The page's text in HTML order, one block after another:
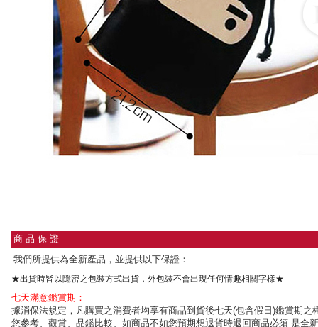
商 品 保 證
我們所提供為全新產品，並提供以下保證：
★出貨時皆以隱密之包裝方式出貨，外包裝不會出現任何情趣相關字樣★
七天滿意鑑賞期：
據消保法規定，凡購買之消費者均享有商品到貨後七天(包含假日)鑑賞期
您參考、觀賞、品鑑比較、如商品不如您預期想退貨時退回商品必須 是全